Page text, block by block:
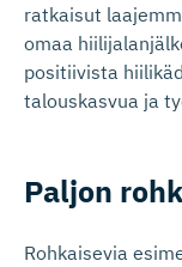
ratkaisut
omaa
positiivista
talouskasvua ja
Paljon
Rohkaisevia